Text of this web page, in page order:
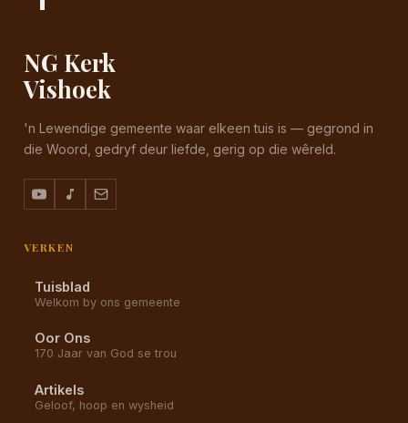
NG Kerk
Vishoek
'n Lewendige gemeente waar elkeen tuis is — gegrond in
die Woord, gedryf deur liefde, gerig op die wêreld.
VERKEN
Tuisblad
Welkom by ons gemeente
Oor Ons
170 Jaar van God se trou
Artikels
Geloof, hoop en wysheid